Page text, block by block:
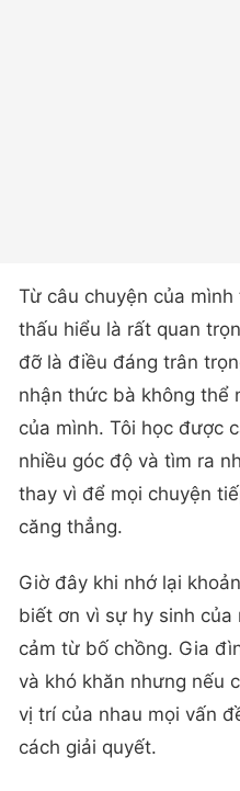
Từ câu chuyện của
thấu hiểu là rất quan
đỡ là điều đáng trân
nhận thức bà không thể
của mình. Tôi học được
nhiều góc độ và tìm ra
thay vì để mọi chuyện
căng thẳng.
Giờ đây khi nhớ lại
biết ơn vì sự hy sinh
cảm từ bố chồng. Gia
và khó khăn nhưng nếu
vị trí của nhau mọi vấn
cách giải quyết.